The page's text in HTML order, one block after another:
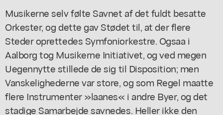
Musikerne selv følte Savnet af det fuldt besatte
Orkester, og dette gav Stødet til, at der flere
Steder oprettedes Symfoniorkestre. Ogsaa i
Aalborg tog Musikerne Initiativet, og ved megen
Uegennytte stillede de sig til Disposition; men
Vanskelighederne var store, og som Regel maatte
flere Instrumenter »laanes« i andre Byer, og det
stadige Samarbejde savnedes. Heller ikke den